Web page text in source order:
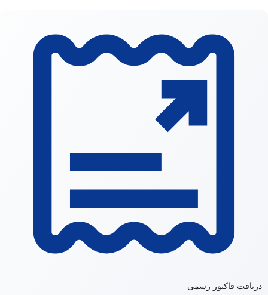
دریافت فاکتور رسمی